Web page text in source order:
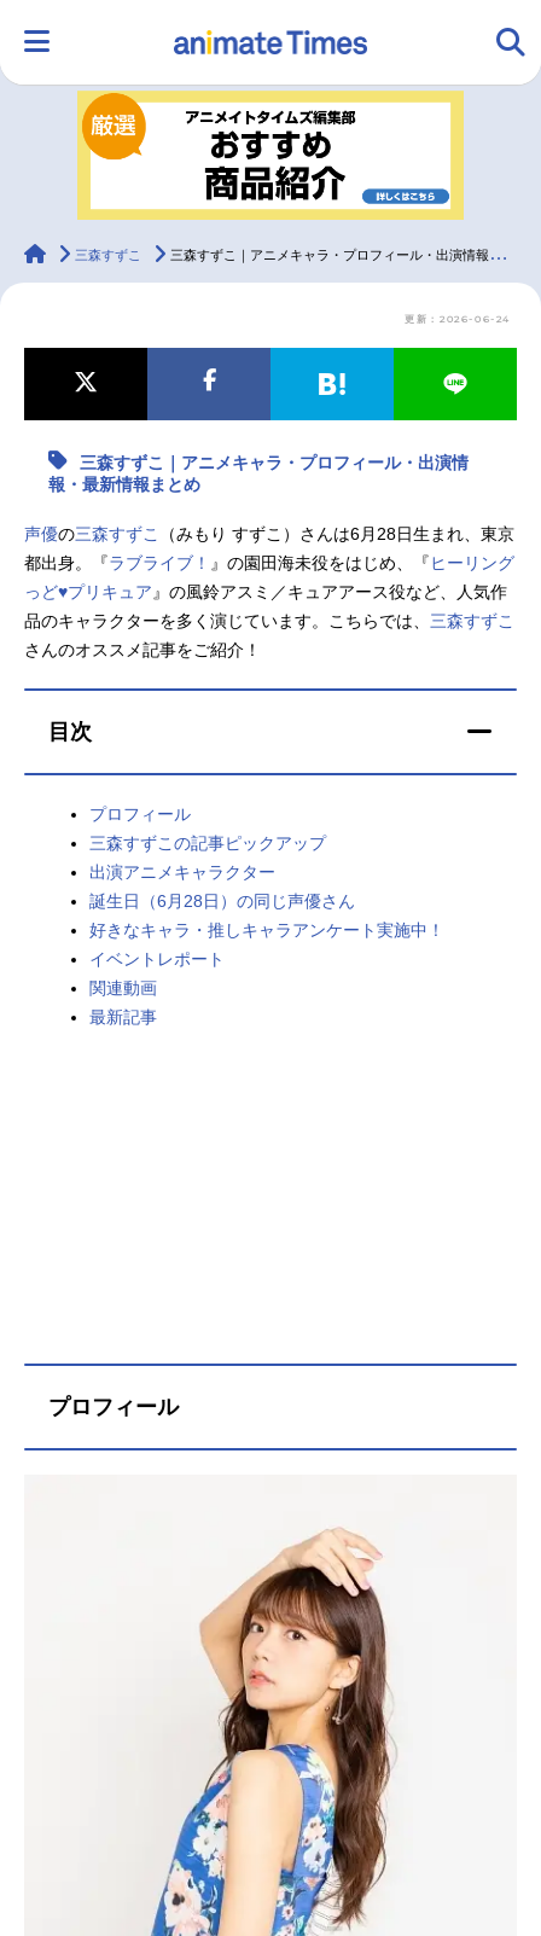
ランキング アニメ
ラジオ グッズ
最新記事一覧
アニメ記事一覧 声優記事一覧
アニメ映画一覧 実写化映画一覧
今期アニメ曜日別一覧
春アニメ 夏アニメ
秋アニメ
FOLLOW US
animateTimes
三森すずこ 三森すずこ｜アニメキャラ・プロフィール・出演情報・最新情報まとめ
更新：2026-06-24
三森すずこ｜アニメキャラ・プロフィール・出演情
報・最新情報まとめ
声優の三森すずこ
（みもり すずこ）さんは6月28日生まれ、東京
都出身。『ラブライブ！ 』の園田海未役をはじめ、『ヒーリング
っど♥プリキュア 』の風鈴アスミ／キュアアース役など、人気作
品のキャラクターを多く演じています。こちらでは、 三森すずこ
さんのオススメ記事をご紹介！
目次
プロフィール
三森すずこの記事ピックアップ
出演アニメキャラクター
誕生日（6月28日）の同じ声優さん
好きなキャラ・推しキャラアンケート実施中！
イベントレポート
関連動画
最新記事
プロフィール